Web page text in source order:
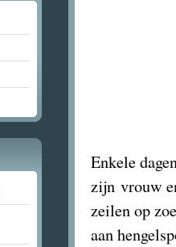
Enkele
zijn vrouw
zeilen op
aan